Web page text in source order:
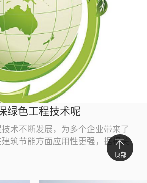
绿色工程技术呢
术不断发展，为多个企业带来了
筑节能方面应用性更强，据相关
色工程应国家需要，不但施工技
顶部